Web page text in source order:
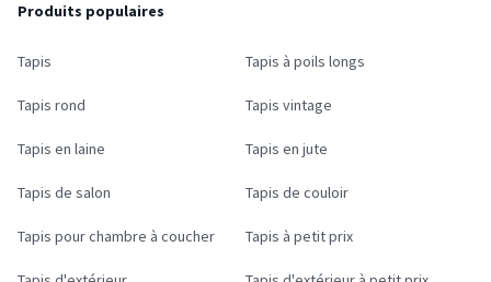
Produits populaires
Tapis Tapis à poils longs
Tapis rond Tapis vintage
Tapis en laine Tapis en jute
Tapis de salon Tapis de couloir
Tapis pour chambre à coucher Tapis à petit prix